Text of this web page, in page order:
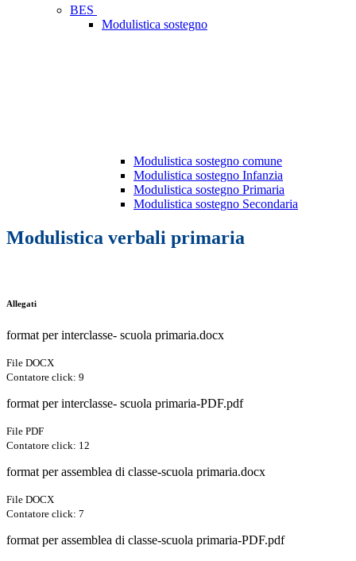
BES
Modulistica sostegno
Modulistica sostegno comune
Modulistica sostegno Infanzia
Modulistica sostegno Primaria
Modulistica sostegno Secondaria
Modulistica verbali primaria
Allegati
format per interclasse- scuola primaria.docx
File DOCX
Contatore click: 9
format per interclasse- scuola primaria-PDF.pdf
File PDF
Contatore click: 12
format per assemblea di classe-scuola primaria.docx
File DOCX
Contatore click: 7
format per assemblea di classe-scuola primaria-PDF.pdf